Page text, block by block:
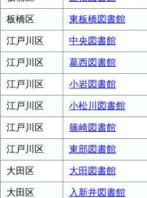
板橋区 東板橋図書館
江戸川区 中央図書館
江戸川区 葛西図書館
江戸川区 小岩図書館
江戸川区 小松川図書館
江戸川区 篠崎図書館
江戸川区 東部図書館
大田区 大田図書館
大田区 入新井図書館